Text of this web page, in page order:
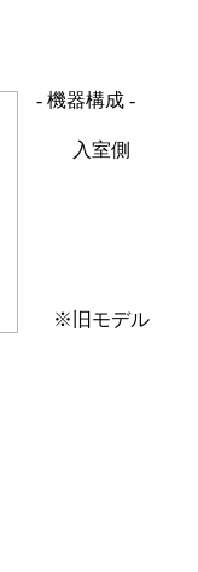
- 機器構成 -
入室側
※旧モデル